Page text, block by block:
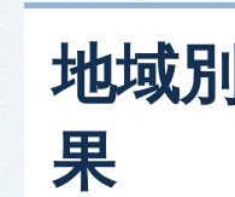
地域
果